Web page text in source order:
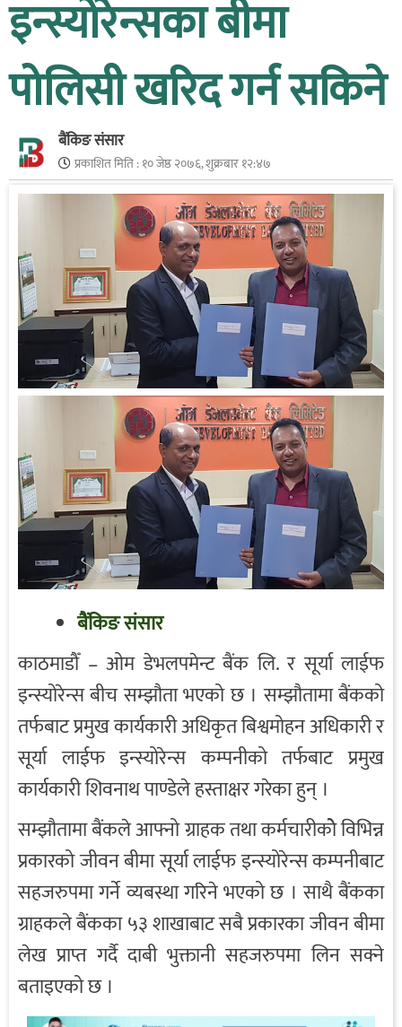
इन्स्योरेन्सका बीमा
पोलिसी खरिद गर्न सकिने
बैंकिङ संसार
प्रकाशित मिति :१० जेष्ठ २०७६, शुक्रबार १२:४७
बैंकिङ संसार
काठमाडौँ – ओम डेभलपमेन्ट बैंक लि. र सूर्या लाईफ
इन्स्योरेन्स बीच सम्झौता भएको छ । सम्झौतामा बैंकको
तर्फबाट प्रमुख कार्यकारी अधिकृत बिश्वमोहन अधिकारी र
सूर्या लाईफ इन्स्योरेन्स कम्पनीको तर्फबाट प्रमुख
कार्यकारी शिवनाथ पाण्डेले हस्ताक्षर गरेका हुन् ।
सम्झौतामा बैंकले आफ्नो ग्राहक तथा कर्मचारीकोे विभिन्न
प्रकारको जीवन बीमा सूर्या लाईफ इन्स्योरेन्स कम्पनीबाट
सहजरुपमा गर्ने व्यबस्था गरिने भएको छ । साथै बैंकका
ग्राहकले बैंकका ५३ शाखाबाट सबै प्रकारका जीवन बीमा
लेख प्राप्त गर्दै दाबी भुक्तानी सहजरुपमा लिन सक्ने
बताइएको छ ।